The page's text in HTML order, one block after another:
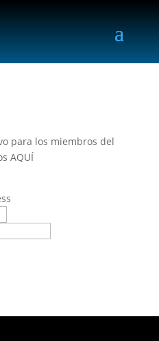
para los miembros del
AQUÍ